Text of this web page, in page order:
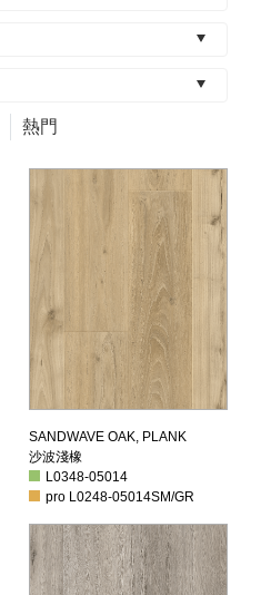
熱門
沙波淺橡
L0348-05014
pro L0248-05014
SANDWAVE OAK, PLANK
沙波淺橡
L0348-05014
pro L0248-05014SM/GR